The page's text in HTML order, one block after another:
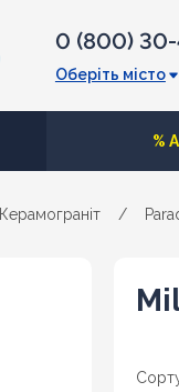
0 (800)
Оберіть місто
%
Керамограніт /